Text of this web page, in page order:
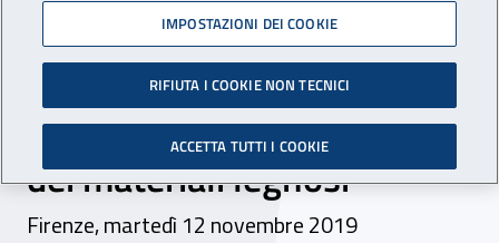
Evento conclusivo Bric
2016 - La qualità dell’aria
nei processi di lavorazione
dei materiali legnosi
Firenze, martedì 12 novembre 2019
IMPOSTAZIONI DEI COOKIE
RIFIUTA I COOKIE NON TECNICI
ACCETTA TUTTI I COOKIE